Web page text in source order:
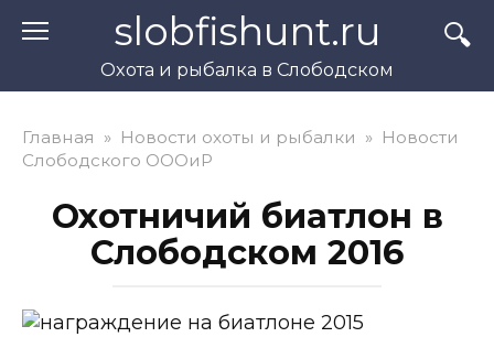
slobfishunt.ru
Охота и рыбалка в Слободском
Главная » Новости охоты и рыбалки » Новости
Слободского ОООиР
Охотничий биатлон в
Слободском 2016